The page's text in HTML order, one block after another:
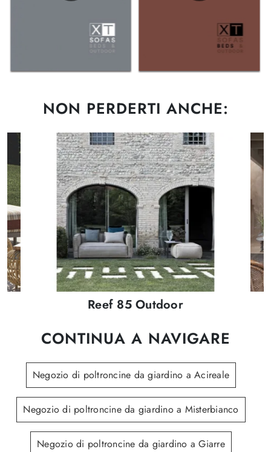
NON PERDERTI ANCHE:
Reef 85 Outdoor
CONTINUA A NAVIGARE
Negozio di poltroncine da giardino a Acireale
Negozio di poltroncine da giardino a Misterbianco
Negozio di poltroncine da giardino a Giarre